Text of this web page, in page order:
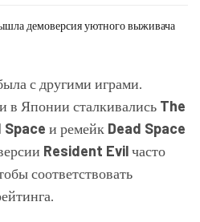
демоверсия уютного выживача
с другими играми.
в Японии сталкивались The
Space и ремейк Dead Space
Resident Evilчасто
соответствовать